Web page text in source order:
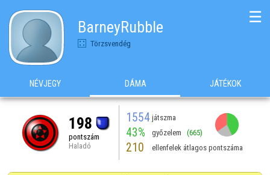
BarneyRubble
Törzsvendég
☰
NÉVJEGY DÁMA JÁTÉKOK
198
pontszám
Haladó
1554 játszma
43% győzelem (665)
210 ellenfelek átlagos pontszáma